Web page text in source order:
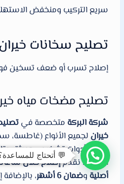
سريع التركيب ومنخفض
تصليح سخانات
إصلاح تسرب أو ضعف تسخين
تصليح مضخات مياه
شركة البركة متخصصة في
خيران لجميع الأنواع (غاطسة،
الكويت. نقدمإصلاح خلال
أصلية وضمان 6 أشهر ، بالإضافة
💬 أتحتاج